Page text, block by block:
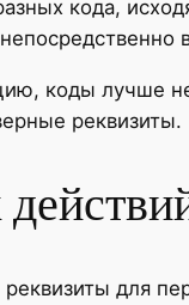
кода,
коды лучше
реквизиты.
для